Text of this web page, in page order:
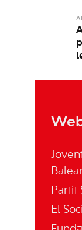
Partit
El